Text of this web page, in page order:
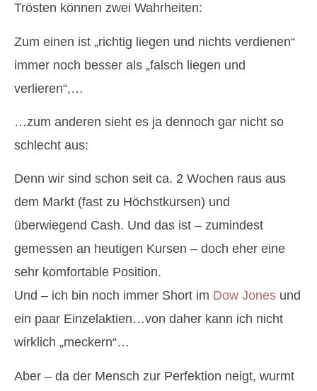
Trösten können zwei Wahrheiten:
Zum einen ist „richtig liegen und nichts verdienen“
immer noch besser als „falsch liegen und
verlieren“,…
…zum anderen sieht es ja dennoch gar nicht so
schlecht aus:
Denn wir sind schon seit ca. 2 Wochen raus aus
dem Markt (fast zu Höchstkursen) und
überwiegend Cash. Und das ist – zumindest
gemessen an heutigen Kursen – doch eher eine
sehr komfortable Position.
Und – ich bin noch immer Short im Dow Jones und
ein paar Einzelaktien…von daher kann ich nicht
wirklich „meckern“…
Aber – da der Mensch zur Perfektion neigt, wurmt